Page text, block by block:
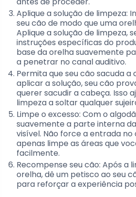
Aplique a solução de limpeza:
seu cão de modo que uma
Aplique a solução de limpeza,
instruções específicas do
base da orelha suavemente
a penetrar no canal auditivo.
Permita que seu cão sacuda a
aplicar a solução, seu cão
querer sacudir a cabeça. Isso
limpeza a soltar qualquer
Limpe o excesso: Com o
suavemente a parte interna
visível. Não force a entrada no
apenas limpe as áreas que
facilmente.
Recompense seu cão: Após a
orelha, dê um petisco ao seu
para reforçar a experiência